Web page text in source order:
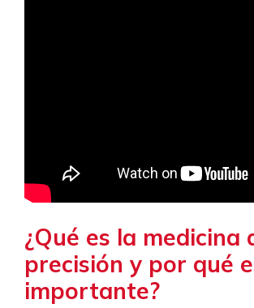
¿Qué es la medicina
precisión y por qué
importante?